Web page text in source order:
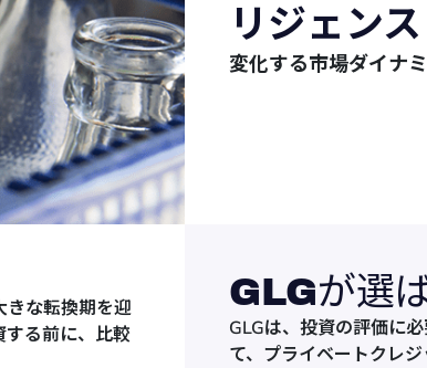
リジェンス
変化する市場ダイナ
きな転換期を迎
する前に、比較
GLGが選
GLGは、投資の評価に
て、プライベートクレ